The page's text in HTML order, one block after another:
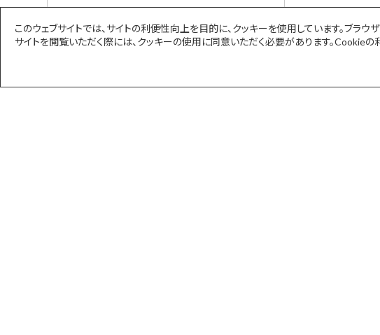
人材育成
このウェブサイトでは、サイトの利便性向上を目的に、クッキーを使用しています。ブラ
サイトを閲覧いただく際には、クッキーの使用に同意いただく必要があります。Cookieの